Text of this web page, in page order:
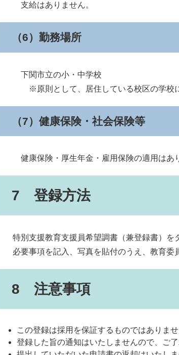
支給はありません。
（6）勤務場所
下関市立の小・中学校
※原則として、居住している校区の学校に
（7）健康保険・社会保険等
健康保険・厚生年金・雇用保険の適用はあり
7 登録方法
特別支援教育支援員希望調書（兼登録書）を
必要事項を記入、写真を貼付のうえ、教育
8 注意事項
この登録は採用を保証するものではありませ
登録した旨の通知はいたしませんので、ご了